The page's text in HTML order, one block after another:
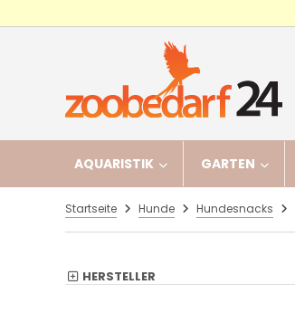
AQUARISTIK GARTEN
Startseite Hunde Hundesnacks
HERSTELLER